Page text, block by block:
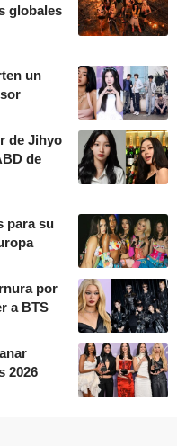
globales
un
de Jihyo
de
para su
por
a BTS
2026